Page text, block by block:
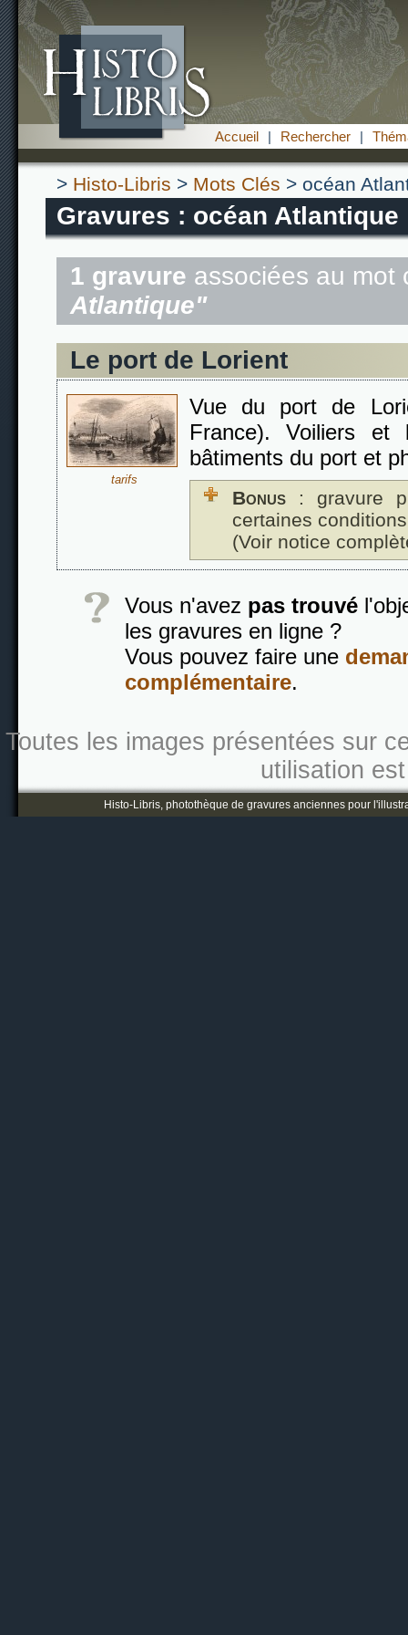
Accueil | Rechercher |
> Histo-Libris > Mots Clés > océan
Gravures : océan Atlantique
1 gravure associées au mot
Atlantique"
Le port de Lorient
tarifs
Vue du port de
France). Voiliers et
bâtiments du port et
Bonus : gravure
certaines
(Voir notice
Vous n'avez pas trouvé
les gravures en ligne ?
Vous pouvez faire une
complémentaire.
Toutes les images présentées sur
utilisation
Histo-Libris, photothèque de gravures anciennes pour